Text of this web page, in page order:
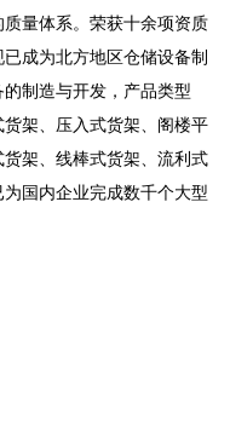
量体系。荣获十余项资质
成为北方地区仓储设备制
制造与开发，产品类型
架、压入式货架、阁楼平
架、线棒式货架、流利式
国内企业完成数千个大型